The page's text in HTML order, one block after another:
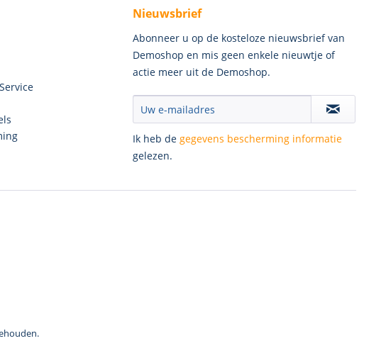
Nieuwsbrief
Abonneer u op de kosteloze nieuwsbrief van
Demoshop en mis geen enkele nieuwtje of
actie meer uit de Demoshop.
Ik heb de gegevens bescherming informatie
gelezen.